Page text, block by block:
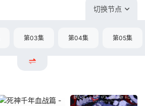
切换节点
第03集 第04集 第05集